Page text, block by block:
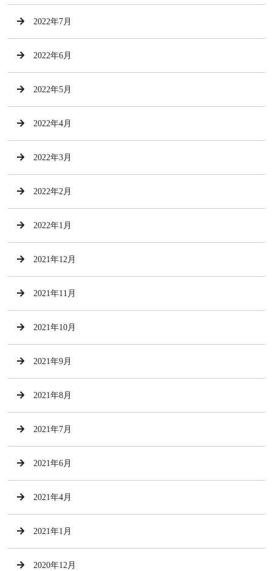
2022年7月
2022年6月
2022年5月
2022年4月
2022年3月
2022年2月
2022年1月
2021年12月
2021年11月
2021年10月
2021年9月
2021年8月
2021年7月
2021年6月
2021年4月
2021年1月
2020年12月